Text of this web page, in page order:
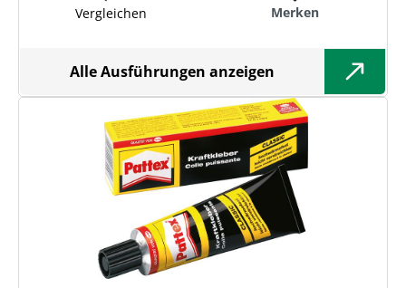
Vergleichen Merken
Alle Ausführungen anzeigen